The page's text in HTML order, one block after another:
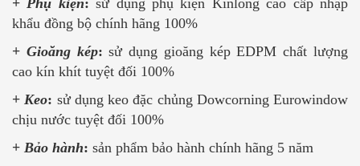
khẩu đồng bộ chính hãng 100%
+ Gioăng kép: sử dụng gioăng kép EDPM chất lượng
cao kín khít tuyệt đối 100%
+ Keo: sử dụng keo đặc chủng Dowcorning Eurowindow
chịu nước tuyệt đối 100%
+ Bảo hành: sản phẩm bảo hành chính hãng 5 năm